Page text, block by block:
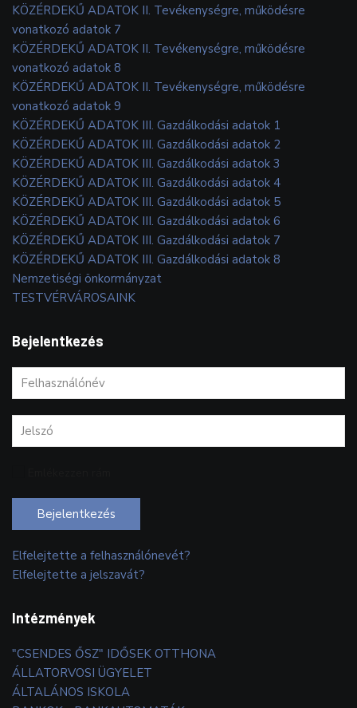
KÖZÉRDEKŰ ADATOK II. Tevékenységre, működésre
vonatkozó adatok 7
KÖZÉRDEKŰ ADATOK II. Tevékenységre, működésre
vonatkozó adatok 8
KÖZÉRDEKŰ ADATOK II. Tevékenységre, működésre
vonatkozó adatok 9
KÖZÉRDEKŰ ADATOK III. Gazdálkodási adatok 1
KÖZÉRDEKŰ ADATOK III. Gazdálkodási adatok 2
KÖZÉRDEKŰ ADATOK III. Gazdálkodási adatok 3
KÖZÉRDEKŰ ADATOK III. Gazdálkodási adatok 4
KÖZÉRDEKŰ ADATOK III. Gazdálkodási adatok 5
KÖZÉRDEKŰ ADATOK III. Gazdálkodási adatok 6
KÖZÉRDEKŰ ADATOK III. Gazdálkodási adatok 7
KÖZÉRDEKŰ ADATOK III. Gazdálkodási adatok 8
Nemzetiségi önkormányzat
TESTVÉRVÁROSAINK
Bejelentkezés
Bejelentkezés
Elfelejtette a felhasználónevét?
Elfelejtette a jelszavát?
Intézmények
"CSENDES ŐSZ" IDŐSEK OTTHONA
ÁLLATORVOSI ÜGYELET
ÁLTALÁNOS ISKOLA